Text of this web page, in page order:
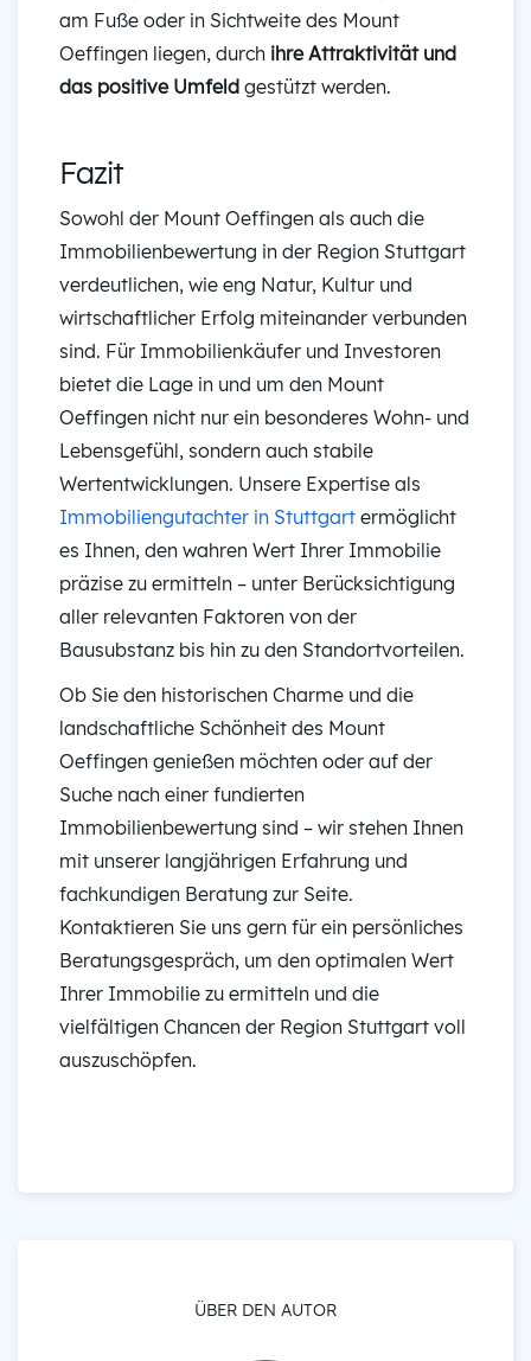
am Fuße oder in Sichtweite des Mount
Oeffingen liegen, durch ihre Attraktivität und
das positive Umfeld gestützt werden.
Fazit
Sowohl der Mount Oeffingen als auch die
Immobilienbewertung in der Region Stuttgart
verdeutlichen, wie eng Natur, Kultur und
wirtschaftlicher Erfolg miteinander verbunden
sind. Für Immobilienkäufer und Investoren
bietet die Lage in und um den Mount
Oeffingen nicht nur ein besonderes Wohn- und
Lebensgefühl, sondern auch stabile
Wertentwicklungen. Unsere Expertise als
Immobiliengutachter in Stuttgart ermöglicht
es Ihnen, den wahren Wert Ihrer Immobilie
präzise zu ermitteln – unter Berücksichtigung
aller relevanten Faktoren von der
Bausubstanz bis hin zu den Standortvorteilen.
Ob Sie den historischen Charme und die
landschaftliche Schönheit des Mount
Oeffingen genießen möchten oder auf der
Suche nach einer fundierten
Immobilienbewertung sind – wir stehen Ihnen
mit unserer langjährigen Erfahrung und
fachkundigen Beratung zur Seite.
Kontaktieren Sie uns gern für ein persönliches
Beratungsgespräch, um den optimalen Wert
Ihrer Immobilie zu ermitteln und die
vielfältigen Chancen der Region Stuttgart voll
auszuschöpfen.
ÜBER DEN AUTOR